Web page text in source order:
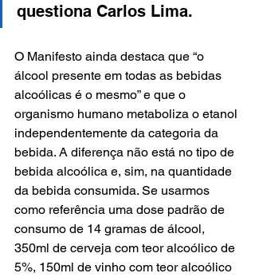
questiona Carlos Lima.
O Manifesto ainda destaca que “o
álcool presente em todas as bebidas
alcoólicas é o mesmo” e que o
organismo humano metaboliza o etanol
independentemente da categoria da
bebida. A diferença não está no tipo de
bebida alcoólica e, sim, na quantidade
da bebida consumida. Se usarmos
como referência uma dose padrão de
consumo de 14 gramas de álcool,
350ml de cerveja com teor alcoólico de
5%, 150ml de vinho com teor alcoólico